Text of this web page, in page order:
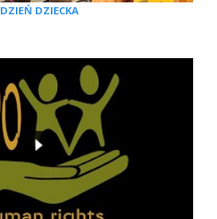
DZIEŃ DZIECKA